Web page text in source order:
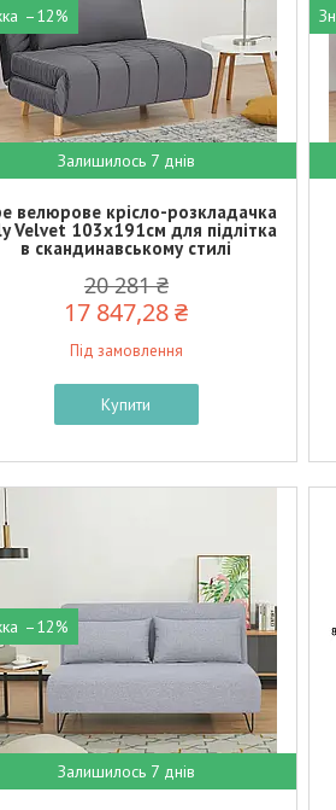
–12%
Залишилось 7 днів
велюрове крісло-розкладачка
Velvet 103х191см для підлітка
в скандинавському стилі
20 281 ₴
17 847,28 ₴
Під замовлення
Купити
–12%
Залишилось 7 днів